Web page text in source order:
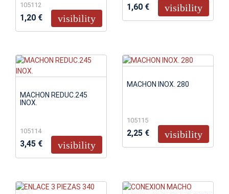
105112
1,20 € visibility
1,60 € visibility
MACHON REDUC.245
INOX.
105114
3,45 € visibility
MACHON INOX. 280
105115
2,25 € visibility